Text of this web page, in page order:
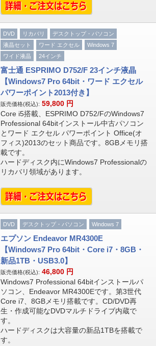
DVD リカバリ
デスクトップ・パソコン
液晶セット
ワード エクセル
Windows 7
ワイド液晶
24インチ
富士通 ESPRIMO D752/F 23インチ液晶
【Windows7 Pro 64bit・ワード エクセル
パワーポイント2013付き】
販売価格(税込): 59,800 円
Core i5搭載、ESPRIMO D752/FのWindows7
Professional 64bitインストール中古パソコン
とワード エクセル パワーポイント Office(オ
フィス)2013のセット商品です。8GBメモリ搭
載です。
ハードディスク内にWindows7 Professionalの
リカバリ領域があります。
DVD デスクトップ・パソコン Windows 7
エプソン Endeavor MR4300E
【Windows7 Pro 64bit・Core i7・8GB・
新品1TB・USB3.0】
販売価格(税込): 46,800 円
Windows7 Professional 64bitインストールパ
ソコン、Endeavor MR4300Eです。第3世代
Core i7、8GBメモリ搭載です。CD/DVD再
生・作成可能なDVDマルチドライブ内蔵で
す。
ハードディスクは大容量の新品1TBを搭載で
す。